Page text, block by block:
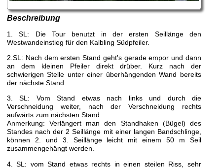
Beschreibung
1. SL: Die Tour benutzt in der ersten Seillänge den
Westwandeinstieg für den Kalbling Südpfeiler.
2.SL: Nach dem ersten Stand geht's gerade empor und dann
an dem kleinen Pfeiler direkt drüber. Kurz nach der
schwierigen Stelle unter einer überhängenden Wand bereits
der nächste Stand.
3. SL: Vom Stand etwas nach links und durch die
Verschneidung weiter, nach der Verschneidung rechts
aufwärts zum nächsten Stand.
Anmerkung: Verlängert man den Standhaken (Bügel) des
Standes nach der 2 Seillänge mit einer langen Bandschlinge,
können 2. und 3. Seillänge leicht mit einem 50 m Seil
zusammengehängt werden.
4. SL: vom Stand etwas rechts in einen steilen Riss, sehr